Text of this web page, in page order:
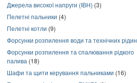
Джерела високої напруги (ІВН) (3)
Пелетні пальники (4)
Пелетні котли (9)
Форсунки розпилення води та технічних рідин
Форсунки розпилення та спалювання рідкого
палива (18)
Шафи та щити керування пальниками (16)